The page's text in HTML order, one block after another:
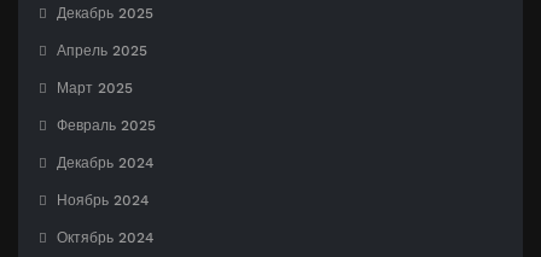
Декабрь 2025
Апрель 2025
Март 2025
Февраль 2025
Декабрь 2024
Ноябрь 2024
Октябрь 2024